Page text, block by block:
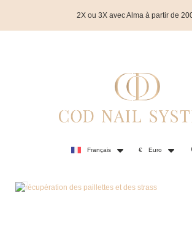
2X ou 3X avec Alma à partir de
Français € Euro